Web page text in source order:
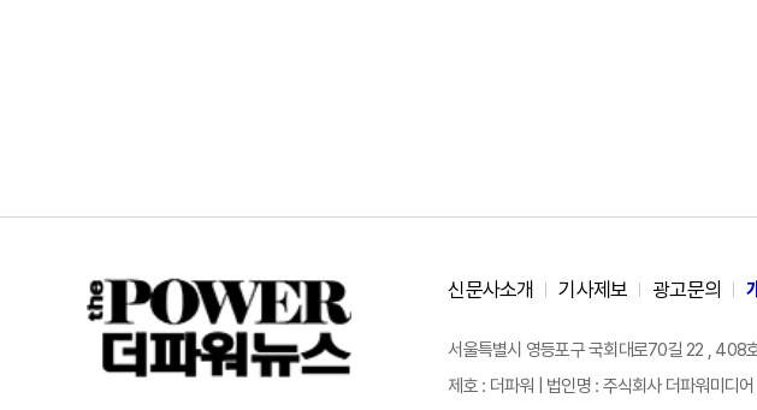
신문사소개 기사제보 광고문의
서울특별시 영등포구 국회대로70길 22 ,
제호 : 더파워 | 법인명 : 주식회사 더파워미